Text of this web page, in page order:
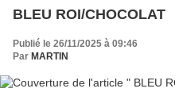
BLEU ROI/CHOCOLAT
Publié le 26/11/2025 à 09:46
Par MARTIN